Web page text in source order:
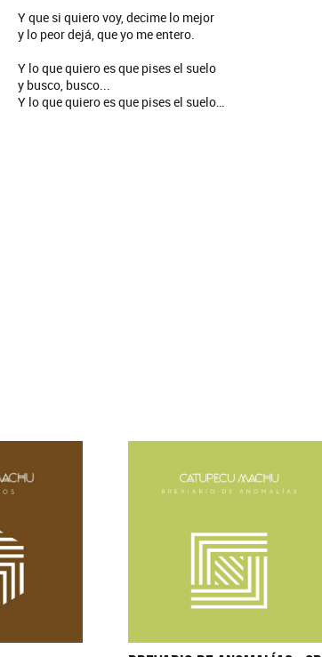
Y que si quiero voy, decime lo mejor
y lo peor dejá, que yo me entero.
Y lo que quiero es que pises el suelo
y busco, busco...
Y lo que quiero es que pises el suelo…